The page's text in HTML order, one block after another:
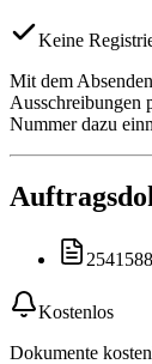
Keine
Mit dem
Ausschreibungen
Nummer dazu
Kostenlos
Dokumente